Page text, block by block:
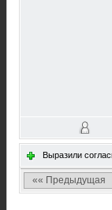
Выразили
«« Предыдущая